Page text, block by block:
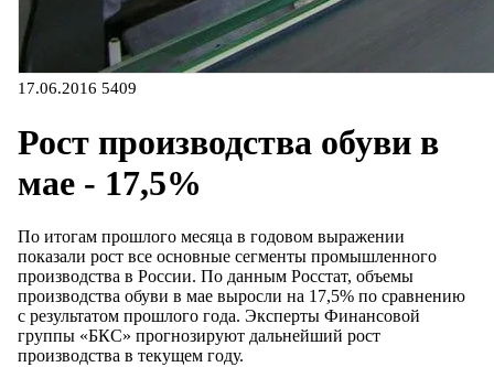
17.06.2016 5409
Рост производства обуви в
мае - 17,5%
По итогам прошлого месяца в годовом выражении
показали рост все основные сегменты промышленного
производства в России. По данным Росстат, объемы
производства обуви в мае выросли на 17,5% по сравнению
с результатом прошлого года. Эксперты Финансовой
группы «БКС» прогнозируют дальнейший рост
производства в текущем году.